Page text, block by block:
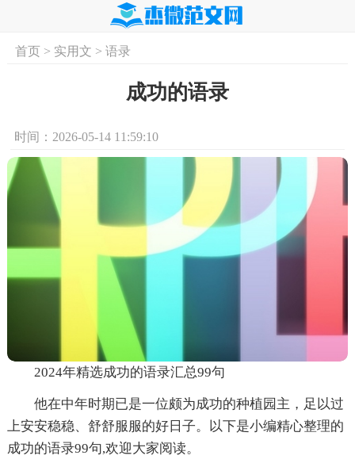
首页 实用文
首页> 实用文 > 语录
成功的语录
时间：2026-05-14 11:59:10
2024年精选成功的语录汇总99句
他在中年时期已是一位颇为成功的种植园主，足以过
上安安稳稳、舒舒服服的好日子。以下是小编精心整理的
成功的语录99句,欢迎大家阅读。